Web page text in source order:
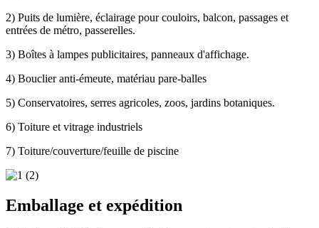
2) Puits de lumière, éclairage pour couloirs, balcon, passages et
entrées de métro, passerelles.
3) Boîtes à lampes publicitaires, panneaux d'affichage.
4) Bouclier anti-émeute, matériau pare-balles
5) Conservatoires, serres agricoles, zoos, jardins botaniques.
6) Toiture et vitrage industriels
7) Toiture/couverture/feuille de piscine
Emballage et expédition